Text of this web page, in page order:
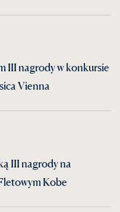
III nagrody w konkursie
Vienna
III nagrody na
Kobe